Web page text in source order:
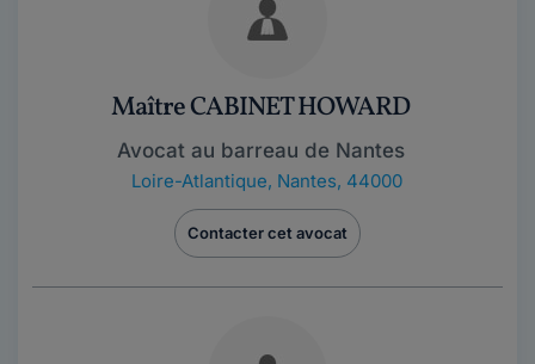
Maître CABINET HOWARD
Avocat au barreau de Nantes
Loire-Atlantique, Nantes, 44000
Contacter cet avocat